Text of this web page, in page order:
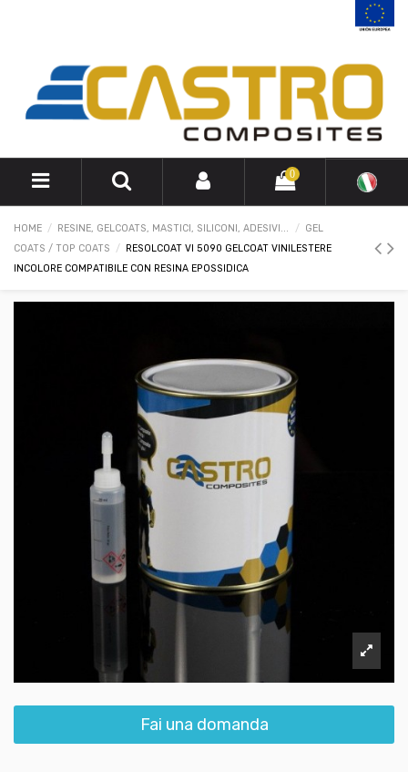
0
HOME RESINE, GELCOATS, MASTICI, SILICONI, ADESIVI...
GEL
COATS / TOP COATS
RESOLCOAT VI 5090 GELCOAT VINILESTERE
INCOLORE COMPATIBILE CON RESINA EPOSSIDICA
Fai una domanda